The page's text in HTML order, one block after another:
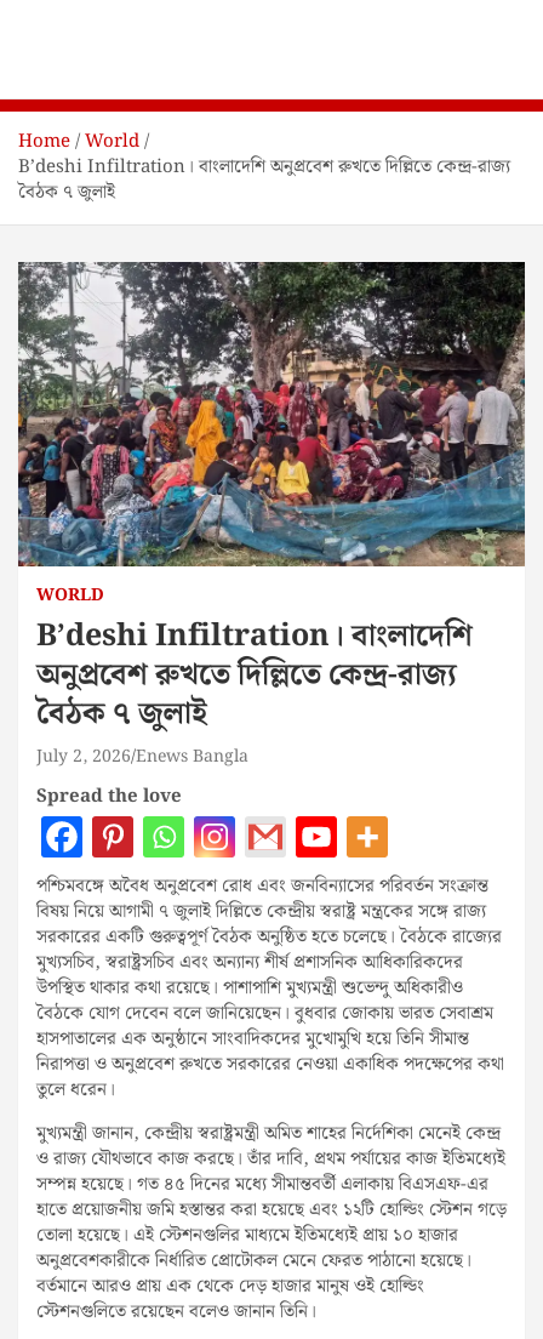
Home World
B’deshi Infiltration। বাংলাদেশি অনুপ্রবেশ রুখতে দিল্লিতে কেন্দ্র-রাজ্য
বৈঠক ৭ জুলাই
WORLD
B’deshi Infiltration। বাংলাদেশি
অনুপ্রবেশ রুখতে দিল্লিতে কেন্দ্র-রাজ্য
বৈঠক ৭ জুলাই
July 2, 2026 Enews Bangla
Spread the love
পশ্চিমবঙ্গে অবৈধ অনুপ্রবেশ রোধ এবং জনবিন্যাসের পরিবর্তন সংক্রান্ত
বিষয় নিয়ে আগামী ৭ জুলাই দিল্লিতে কেন্দ্রীয় স্বরাষ্ট্র মন্ত্রকের সঙ্গে রাজ্য
সরকারের একটি গুরুত্বপূর্ণ বৈঠক অনুষ্ঠিত হতে চলেছে। বৈঠকে রাজ্যের
মুখ্যসচিব, স্বরাষ্ট্রসচিব এবং অন্যান্য শীর্ষ প্রশাসনিক আধিকারিকদের
উপস্থিত থাকার কথা রয়েছে। পাশাপাশি মুখ্যমন্ত্রী শুভেন্দু অধিকারীও
বৈঠকে যোগ দেবেন বলে জানিয়েছেন। বুধবার জোকায় ভারত সেবাশ্রম
হাসপাতালের এক অনুষ্ঠানে সাংবাদিকদের মুখোমুখি হয়ে তিনি সীমান্ত
নিরাপত্তা ও অনুপ্রবেশ রুখতে সরকারের নেওয়া একাধিক পদক্ষেপের কথা
তুলে ধরেন।
মুখ্যমন্ত্রী জানান, কেন্দ্রীয় স্বরাষ্ট্রমন্ত্রী অমিত শাহের নির্দেশিকা মেনেই কেন্দ্র
ও রাজ্য যৌথভাবে কাজ করছে। তাঁর দাবি, প্রথম পর্যায়ের কাজ ইতিমধ্যেই
সম্পন্ন হয়েছে। গত ৪৫ দিনের মধ্যে সীমান্তবর্তী এলাকায় বিএসএফ-এর
হাতে প্রয়োজনীয় জমি হস্তান্তর করা হয়েছে এবং ১২টি হোল্ডিং স্টেশন গড়ে
তোলা হয়েছে। এই স্টেশনগুলির মাধ্যমে ইতিমধ্যেই প্রায় ১০ হাজার
অনুপ্রবেশকারীকে নির্ধারিত প্রোটোকল মেনে ফেরত পাঠানো হয়েছে।
বর্তমানে আরও প্রায় এক থেকে দেড় হাজার মানুষ ওই হোল্ডিং
স্টেশনগুলিতে রয়েছেন বলেও জানান তিনি।